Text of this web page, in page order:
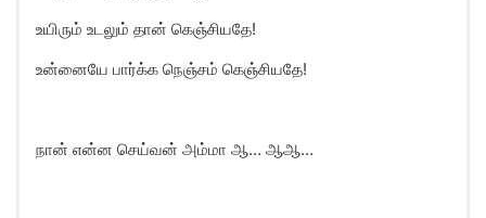
உயிரும் உடலும் தான் கெஞ்சியதே!
உன்னையே பார்க்க நெஞ்சம் கெஞ்சியதே!
நான் என்ன செய்வன் அம்மா ஆ… ஆஆ…